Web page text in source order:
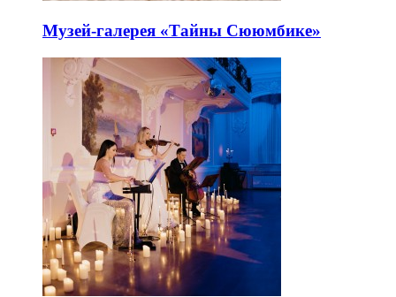
Музей-галерея «Тайны Сююмбике»